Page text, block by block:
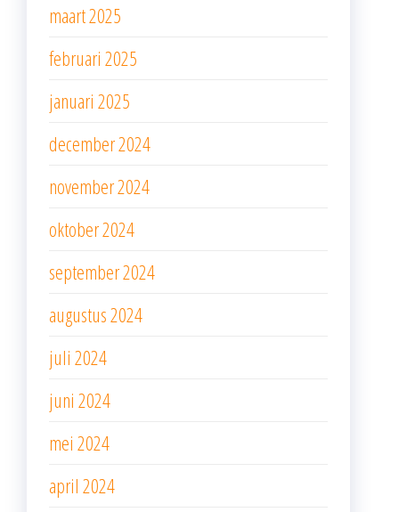
maart 2025
februari 2025
januari 2025
december 2024
november 2024
oktober 2024
september 2024
augustus 2024
juli 2024
juni 2024
mei 2024
april 2024